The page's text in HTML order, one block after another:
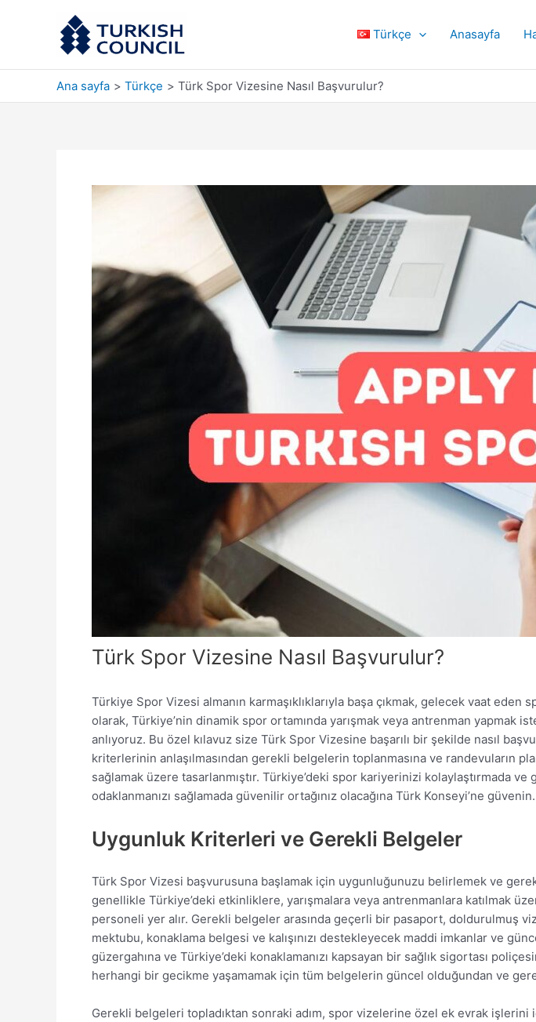
Türkçe Anasayfa
Ana sayfa Türkçe Türk Spor Vizesine Nasıl Başvurulur?
Türk Spor Vizesine Nasıl Başvurulur?
Türkiye Spor Vizesi almanın karmaşıklıklarıyla başa çıkmak, gelecek vaat
olarak, Türkiye’nin dinamik spor ortamında yarışmak veya antrenman yapmak
anlıyoruz. Bu özel kılavuz size Türk Spor Vizesine başarılı bir şekilde nasıl
kriterlerinin anlaşılmasından gerekli belgelerin toplanmasına ve randevuların
sağlamak üzere tasarlanmıştır. Türkiye’deki spor kariyerinizi kolaylaştırmada
odaklanmanızı sağlamada güvenilir ortağınız olacağına Türk Konseyi’ne güvenin.
Uygunluk Kriterleri ve Gerekli Belgeler
Türk Spor Vizesi başvurusuna başlamak için uygunluğunuzu belirlemek ve
genellikle Türkiye’deki etkinliklere, yarışmalara veya antrenmanlara katılmak
personeli yer alır. Gerekli belgeler arasında geçerli bir pasaport, doldurulmuş
mektubu, konaklama belgesi ve kalışınızı destekleyecek maddi imkanlar ve
güzergahına ve Türkiye’deki konaklamanızı kapsayan bir sağlık sigortası
herhangi bir gecikme yaşamamak için tüm belgelerin güncel olduğundan ve
Gerekli belgeleri topladıktan sonraki adım, spor vizelerine özel ek evrak